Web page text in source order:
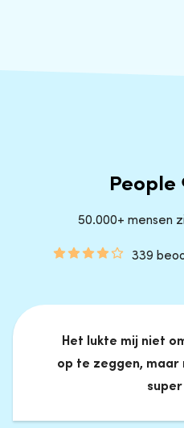
50.000+ mensen
339
Het lukte mij niet
op te zeggen, maar